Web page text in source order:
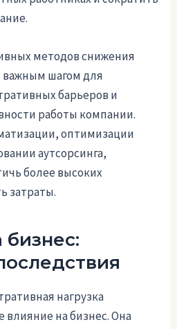
методов снижения
важным шагом для
барьеров и
работы компании.
оптимизации
аутсорсинга,
более высоких
затраты.
бизнес:
нагрузка
влияние на бизнес. Она